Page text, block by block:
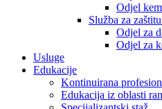
Odjel
Služba za
Odjel za
Odjel za
Usluge
Edukacije
Kontinuirana
Edukacija iz oblasti